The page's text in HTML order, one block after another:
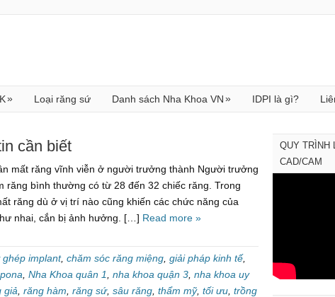
» Loại răng sứ Danh sách Nha Khoa VN» IDPI là gì?
cần biết
mất răng vĩnh viễn ở người trưởng thành Người trưởng
răng bình thường có từ 28 đến 32 chiếc răng. Trong
răng dù ở vị trí nào cũng khiến các chức năng của
nhai, cắn bị ảnh hưởng. […] Read more »
ghép implant, chăm sóc răng miệng giải pháp kinh tế,
Nha Khoa quân 1 nha khoa quận 3 nha khoa uy
giả răng hàm răng sứ, sâu răng thẩm mỹ, tối ưu trồng
QUY TRÌNH
CAD/CAM